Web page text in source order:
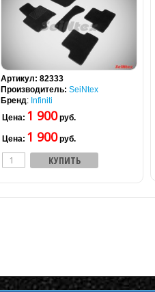
Артикул: 82333
Производитель: SeiNtex
Бренд: Infiniti
Цена: 1 900руб.
Цена: 1 900руб.